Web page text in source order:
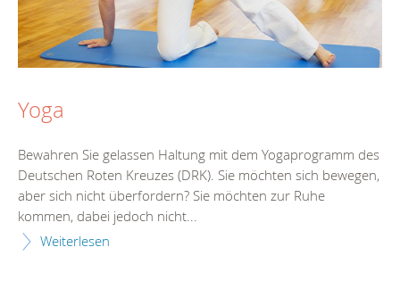
Yoga
Bewahren Sie gelassen Haltung mit dem Yogaprogramm des
Deutschen Roten Kreuzes (DRK). Sie möchten sich bewegen,
aber sich nicht überfordern? Sie möchten zur Ruhe
kommen, dabei jedoch nicht...
Weiterlesen